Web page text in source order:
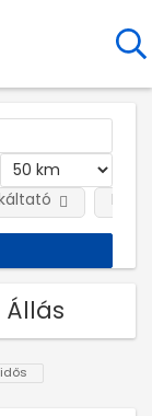
Állás